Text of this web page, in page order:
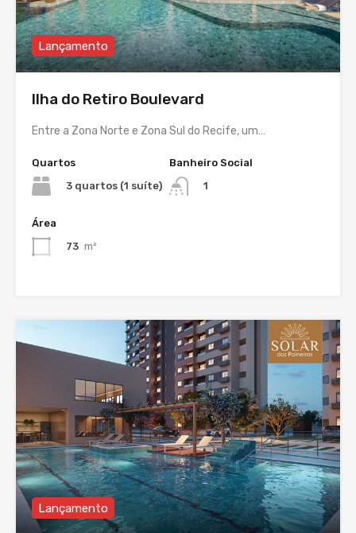
Lançamento
Ilha do Retiro Boulevard
Entre a Zona Norte e Zona Sul do Recife, um…
Quartos
3 quartos (1 suíte)
Banheiro Social
1
Área
73 m²
Lançamento